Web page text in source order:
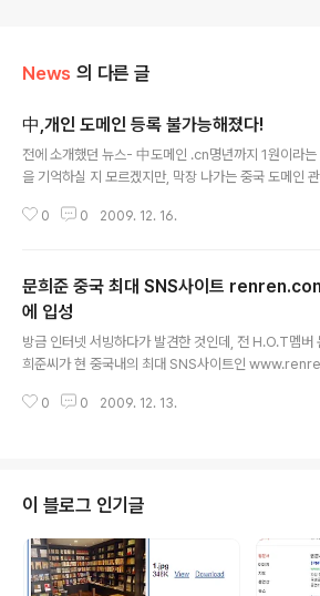
News 의 다른 글
中,개인 도메인 등록 불가능해졌다!
전에 소개했던 뉴스- 中도메인 .cn명년까지 1원이라는
을 기억하실 지 모르겠지만, 막장 나가는 중국 도메인
에 의해서, 중국내에서는 2009년12월14일9시부터 개
点访谈》이라는 프로그램에서 CNNIC측에서 도메인 관
를 제대로 못하고 있다고 비평했다는 점, 가짜 정보로 도
인이 등록되는 점, 무엇보다도 요즘 성인 내용 사이트를
리(중국에서는 성인 사이트는 절대적으로 불법)하는 시기
提升域名注册信息的真实性、准确性、完整性，
0 0 2009. 12. 16.
문희준 중국 최대 SNS사이트
에 입성
방금 인터넷 서빙하다가 발견한 것인데, 전 H.O.T멤버
희준씨가 현 중국내의 최대 SNS사이트인
이 넘는 사람이 친구 추가를 했고, 댓글 수만 5000+이상
니, 전 핑클 멤버 성유리양도 이미 가입이 되어있네요..가
업데이트 되고 있는데..친구수는 무려 10여만명... 성유리
RENREN.COM 페이지 http://page.renren.com/
0002368 개인적인 생각인데, 보통 한국 가수분들 중
내에서 활동할 때 싸이월드 차..
0 0 2009. 12. 13.
이 블로그 인기글